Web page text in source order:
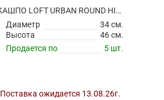
КАШПО LOFT URBAN ROUND HIGH ANTHRACITE
Диаметр
34 см.
Высота
46 см.
Продается по
5 шт.
Поставка ожидается 13.08.26г.